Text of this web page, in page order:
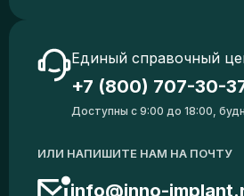
Единый справочный
+7 (800) 707-30-
Доступны с 9:00 до 18:00,
ИЛИ НАПИШИТЕ НАМ НА ПОЧТУ
info@inno-